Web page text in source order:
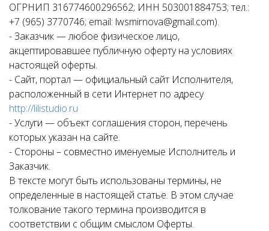
ОГРНИП 316774600296562; ИНН 503001884753; тел.:
+7 (965) 3770746; email: lwsmirnova@gmail.com).
- Заказчик — любое физическое лицо,
акцептировавшее публичную оферту на условиях
настоящей оферты.
- Сайт, портал — официальный сайт Исполнителя,
расположенный в сети Интернет по адресу
http://lilistudio.ru
- Услуги — объект соглашения сторон, перечень
которых указан на сайте.
- Стороны – совместно именуемые Исполнитель и
Заказчик.
В тексте могут быть использованы термины, не
определенные в настоящей статье. В этом случае
толкование такого термина производится в
соответствии с общим смыслом Оферты.